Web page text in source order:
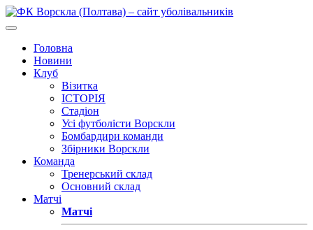
Головна
Новини
Клуб
Візитка
ІСТОРІЯ
Стадіон
Усі футболісти Ворскли
Бомбардири команди
Збірники Ворскли
Команда
Тренерський склад
Основний склад
Матчі
Матчі